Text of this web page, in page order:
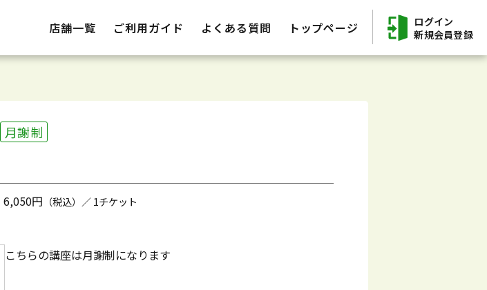
店舗一覧 ご利用ガイド よくある質問 トップページ
ログイン
新規会員登録
月謝制
6,050円 （税込）／ 1チケット
こちらの講座は月謝制になります